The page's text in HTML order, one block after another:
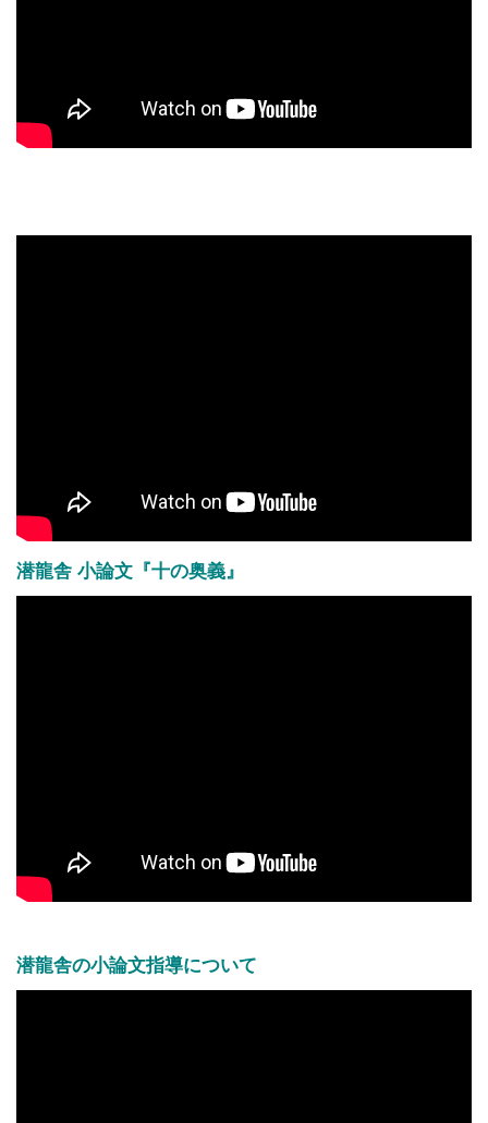
潜龍舎 小論文『十の奥義』
潜龍舎の小論文指導について